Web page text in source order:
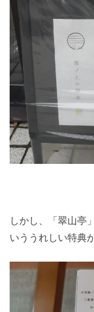
しかし、「翠山亭
いううれしい特典